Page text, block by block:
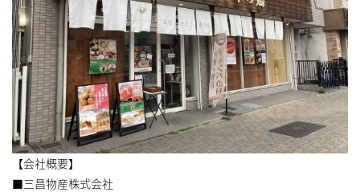
【会社概要】
■三昌物産株式会社